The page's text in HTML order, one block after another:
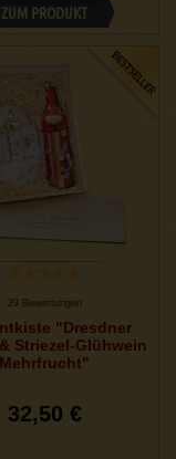
ZUM PRODUKT
29 Bewertungen
"Dresdner
Striezel-Glühwein
Mehrfrucht"
32,50 €